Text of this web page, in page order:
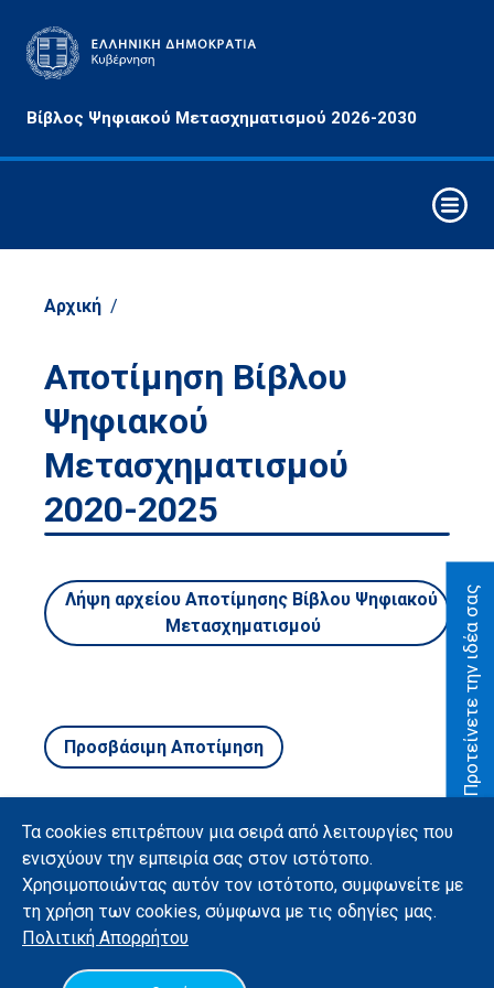
Προτείνετε την ιδέα σας
Βίβλος Ψηφιακού Μετασχηματισμού 2026-2030
&
Παρέμβασης
Αναδυόμενες
Τεχνολογίες
Τομείς
Οικονομίας
Δράσεις
Προτείνετε
την ιδέα
Σελίδα
Αναζήτησης
Βίβλος Ψηφιακού
Μετασχηματισμού
Ελληνικά
Αρχική /
Αποτίμηση Βίβλου
Ψηφιακού
Μετασχηματισμού
2020-2025
Λήψη αρχείου Αποτίμησης Βίβλου Ψηφιακού
Μετασχηματισμού
Προσβάσιμη Αποτίμηση
Τα cookies επιτρέπουν μια σειρά από λειτουργίες που
ενισχύουν την εμπειρία σας στον ιστότοπο.
Χρησιμοποιώντας αυτόν τον ιστότοπο, συμφωνείτε με
τη χρήση των cookies, σύμφωνα με τις οδηγίες μας.
Πολιτική Απορρήτου
Υλοποίηση με χρήση ανοιχτού λογισμικού